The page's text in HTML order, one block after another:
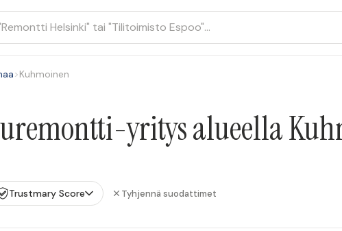
>Kuhmoinen
yritys alueella
Trustmary Score Tyhjennä suodattimet